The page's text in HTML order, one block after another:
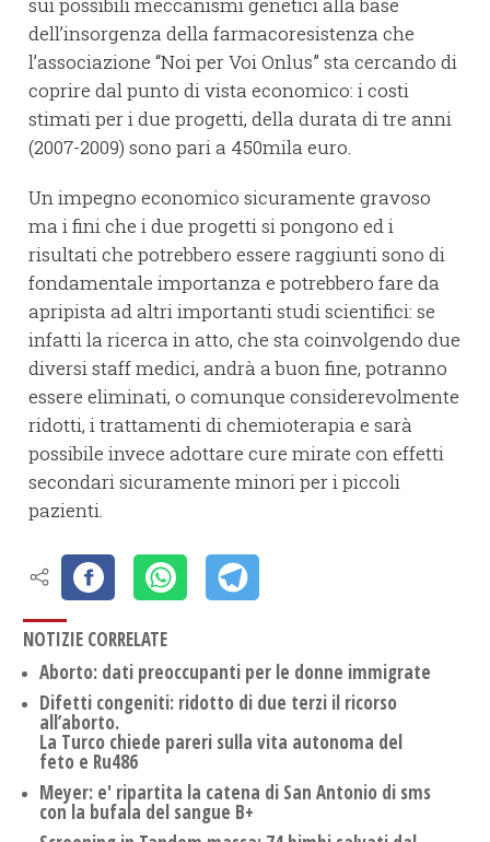
dell’insorgenza della farmacoresistenza che
l’associazione “Noi per Voi Onlus” sta cercando di
coprire dal punto di vista economico: i costi
stimati per i due progetti, della durata di tre anni
(2007-2009) sono pari a 450mila euro.
Un impegno economico sicuramente gravoso
ma i fini che i due progetti si pongono ed i
risultati che potrebbero essere raggiunti sono di
fondamentale importanza e potrebbero fare da
apripista ad altri importanti studi scientifici: se
infatti la ricerca in atto, che sta coinvolgendo due
diversi staff medici, andrà a buon fine, potranno
essere eliminati, o comunque considerevolmente
ridotti, i trattamenti di chemioterapia e sarà
possibile invece adottare cure mirate con effetti
secondari sicuramente minori per i piccoli
pazienti.
NOTIZIE CORRELATE
Aborto: dati preoccupanti per le donne immigrate
Difetti congeniti: ridotto di due terzi il ricorso
all’aborto.
La Turco chiede pareri sulla vita autonoma del
feto e Ru486
Meyer: e' ripartita la catena di San Antonio di sms
con la bufala del sangue B+